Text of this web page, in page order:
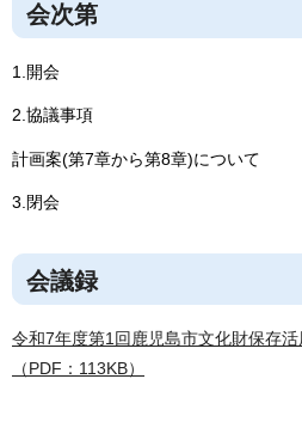
会次第
1.開会
2.協議事項
計画案(第7章から第8章)について
3.閉会
会議録
令和7年度第1回鹿児島市文化財保存
（PDF：113KB）